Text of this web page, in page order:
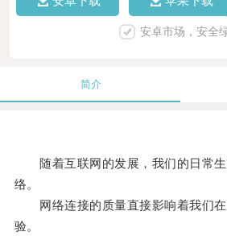
安卓市场，安全
简介
随着互联网的发展，我们的日常生
络。
网络连接的质量直接影响着我们在
验。